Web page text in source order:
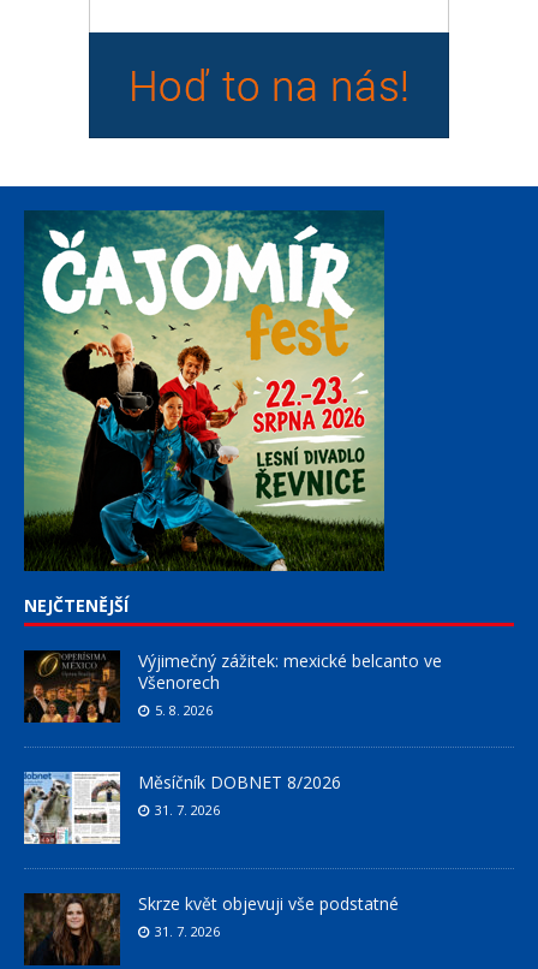
NEJČTENĚJŠÍ
Výjimečný zážitek: mexické belcanto ve
Všenorech
5. 8. 2026
Měsíčník DOBNET 8/2026
31. 7. 2026
Skrze květ objevuji vše podstatné
31. 7. 2026